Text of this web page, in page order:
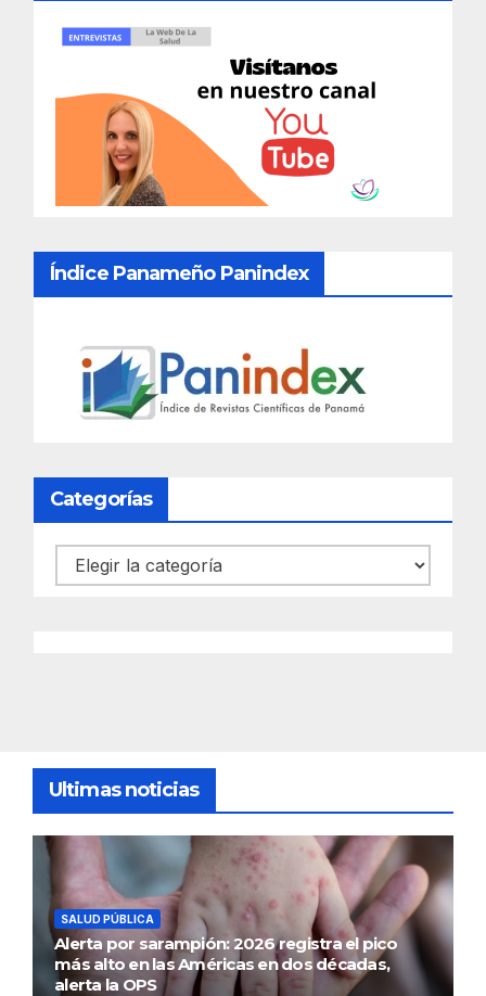
Índice Panameño Panindex
Categorías
Categorías
Ultimas noticias
SALUD PÚBLICA
Alerta por sarampión: 2026 registra el pico
más alto en las Américas en dos décadas,
alerta la OPS